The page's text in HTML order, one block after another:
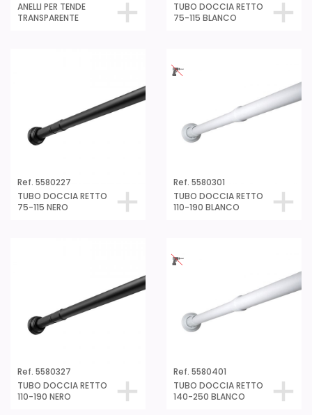
ANELLI PER TENDE
TRANSPARENTE
TUBO DOCCIA RETTO
75-115 BLANCO
Ref. 5580227
TUBO DOCCIA RETTO
75-115 NERO
Ref. 5580301
TUBO DOCCIA RETTO
110-190 BLANCO
Ref. 5580327
TUBO DOCCIA RETTO
110-190 NERO
Ref. 5580401
TUBO DOCCIA RETTO
140-250 BLANCO